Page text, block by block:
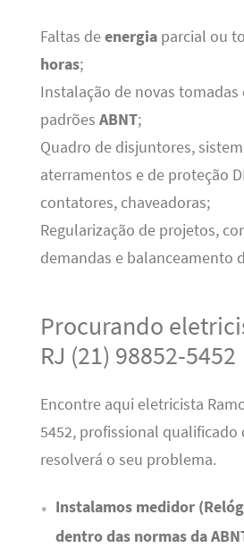
Faltas deenergiaparcial ou
horas;
Instalação de novas tomadas
padrões ABNT;
Quadro de disjuntores,
aterramentos e de proteção
contatores, chaveadoras;
Regularização de projetos,
demandas e balanceamento
Procurando
RJ (21) 98852-5452
Encontre aqui eletricista
5452, profissional qualificado
resolverá o seu problema.
Instalamos medidor
dentro das normas da